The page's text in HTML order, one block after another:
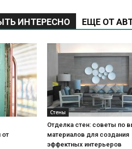
ИНТЕРЕСНО ЕЩЕ ОТ
от
Стены
Отделка стен: советы по
материалов для создания
эффектных интерьеров